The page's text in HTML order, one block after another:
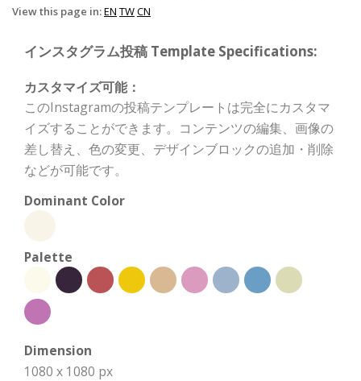
View this page in:EN TWCN
インスタグラム投稿 Template Specifications:
カスタマイズ可能：
このInstagramの投稿テンプレートは完全にカスタマ
イズすることができます。コンテンツの編集、画像の
差し替え、色の変更、デザインブロックの追加・削除
などが可能です。
Dominant Color
Palette
Dimension
1080 x 1080 px